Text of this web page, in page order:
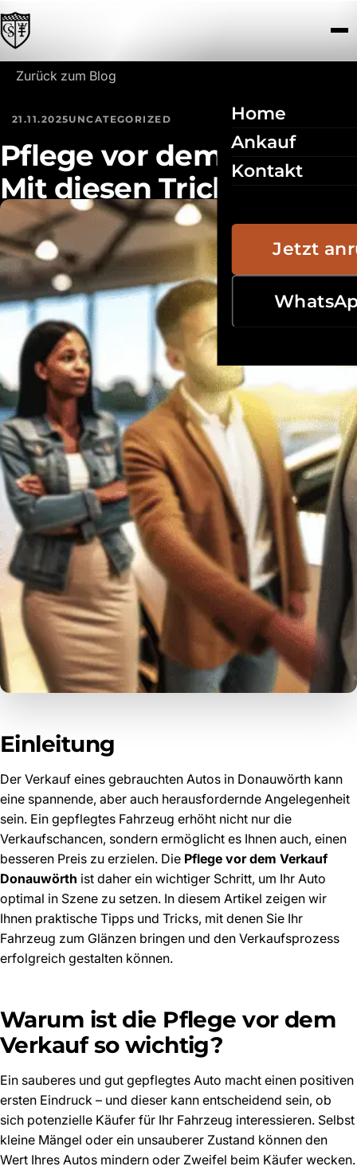
Zum Inhalt springen
Home
Ankauf
Kontakt
Jetzt
Zurück zum Blog
21.11.2025UNCATEGORIZED
Pflege vor dem Verkauf:
Mit diesen Tricks glänzt
Ihr Auto in Donauwörth
Einleitung
Der Verkauf eines gebrauchten Autos in Donauwörth kann
eine spannende, aber auch herausfordernde Angelegenheit
sein. Ein gepflegtes Fahrzeug erhöht nicht nur die
Verkaufschancen, sondern ermöglicht es Ihnen auch, einen
besseren Preis zu erzielen. Die Pflege vor dem Verkauf
Donauwörth ist daher ein wichtiger Schritt, um Ihr Auto
optimal in Szene zu setzen. In diesem Artikel zeigen wir
Ihnen praktische Tipps und Tricks, mit denen Sie Ihr
Fahrzeug zum Glänzen bringen und den Verkaufsprozess
erfolgreich gestalten können.
Warum ist die Pflege vor dem
Verkauf so wichtig?
Ein sauberes und gut gepflegtes Auto macht einen positiven
ersten Eindruck – und dieser kann entscheidend sein, ob
sich potenzielle Käufer für Ihr Fahrzeug interessieren. Selbst
kleine Mängel oder ein unsauberer Zustand können den
Wert Ihres Autos mindern oder Zweifel beim Käufer wecken.